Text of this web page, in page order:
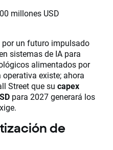
millones USD
un futuro impulsado
sistemas de IA para
alimentados por
existe; ahora
Street que su capex
para 2027 generará los
de